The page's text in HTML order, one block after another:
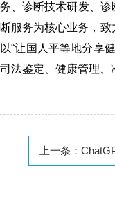
务、诊断技术研发、
断服务为核心业务，
以“让国人平等地分享
司法鉴定、健康管理、
上一条： ChatGPT